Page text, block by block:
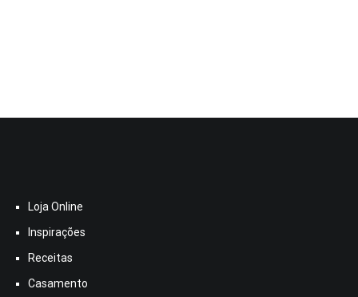
Loja Online
Inspirações
Receitas
Casamento